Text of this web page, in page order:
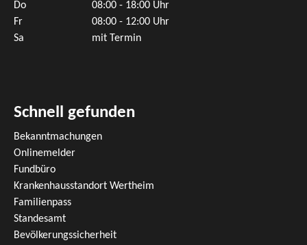
Do
08:00 - 18:00 Uhr
Fr
08:00 - 12:00 Uhr
Sa
mit Termin
Schnell gefunden
Bekanntmachungen
Onlinemelder
Fundbüro
Krankenhausstandort Wertheim
Familienpass
Standesamt
Bevölkerungssicherheit